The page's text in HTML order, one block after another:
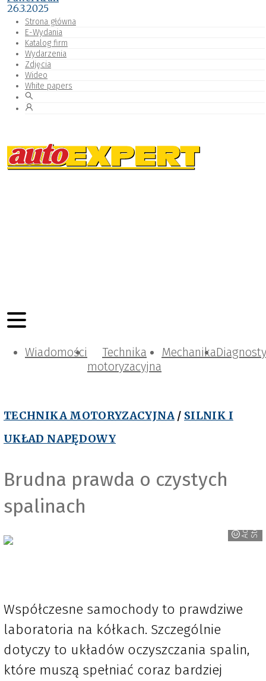
Strona główna
E-Wydania
Katalog firm
Wydarzenia
Zdjęcia
Wideo
White papers
Wiadomości
Technika
motoryzacyjna
Mechanika
TECHNIKA MOTORYZACYJNA / SILNIK I
UKŁAD NAPĘDOWY
Brudna prawda o czystych
spalinach
A
d
o
b
e
S
t
o
c
k
_
w
e
y
26.3.2025
Współczesne samochody to prawdziwe
laboratoria na kółkach. Szczególnie
dotyczy to układów oczyszczania spalin,
które muszą spełniać coraz bardziej